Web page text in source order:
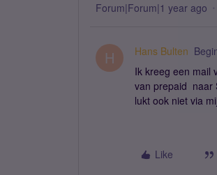
Forum|Forum|1 year ago
H Hans Bulten
Ik kreeg een mail
van prepaid naar
lukt ook niet via
Like